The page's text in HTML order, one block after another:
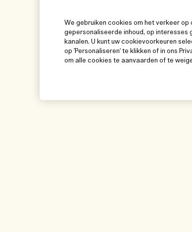
We gebruiken cookies om het verkeer
gepersonaliseerde inhoud, op interesses
kanalen. U kunt uw cookievoorkeuren
op 'Personaliseren' te klikken of in ons
om alle cookies te aanvaarden of te